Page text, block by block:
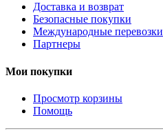
Доставка и возврат
Безопасные покупки
Международные перевозки
Партнеры
Мои покупки
Просмотр корзины
Помощь